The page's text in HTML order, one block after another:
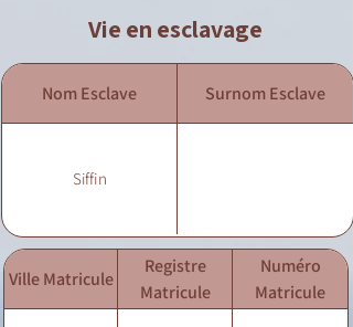
Vie en esclavage
Nom Esclave Surnom Esclave
Siffin
Ville Matricule
Registre
Matricule
Numéro
Matricule